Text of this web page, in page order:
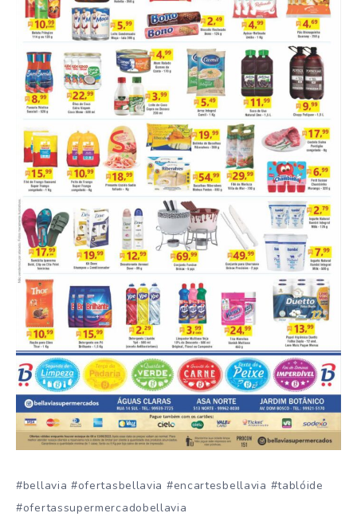
#bellavia #ofertasbellavia #encartesbellavia #tablóide
#ofertassupermercadobellavia